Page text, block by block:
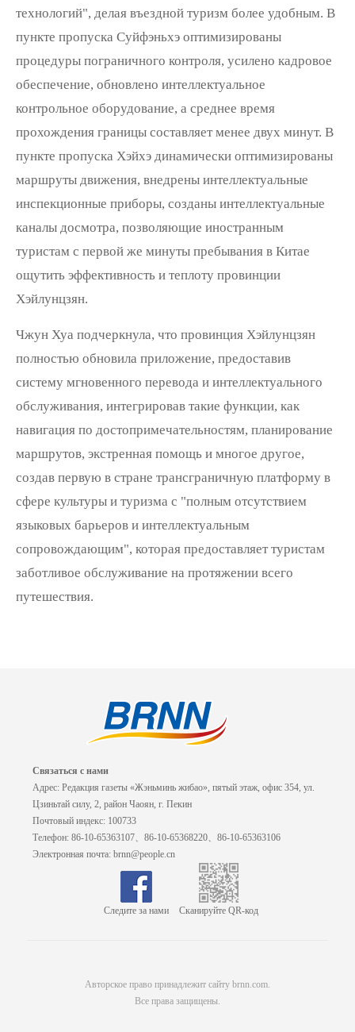
технологий", делая въездной туризм более удобным. В
пункте пропуска Суйфэньхэ оптимизированы
процедуры пограничного контроля, усилено кадровое
обеспечение, обновлено интеллектуальное
контрольное оборудование, а среднее время
прохождения границы составляет менее двух минут. В
пункте пропуска Хэйхэ динамически оптимизированы
маршруты движения, внедрены интеллектуальные
инспекционные приборы, созданы интеллектуальные
каналы досмотра, позволяющие иностранным
туристам с первой же минуты пребывания в Китае
ощутить эффективность и теплоту провинции
Хэйлунцзян.
Чжун Хуа подчеркнула, что провинция Хэйлунцзян
полностью обновила приложение, предоставив
систему мгновенного перевода и интеллектуального
обслуживания, интегрировав такие функции, как
навигация по достопримечательностям, планирование
маршрутов, экстренная помощь и многое другое,
создав первую в стране трансграничную платформу в
сфере культуры и туризма с "полным отсутствием
языковых барьеров и интеллектуальным
сопровождающим", которая предоставляет туристам
заботливое обслуживание на протяжении всего
путешествия.
Связаться с нами
Адрес: Редакция газеты «Жэньминь жибао», пятый этаж, офис 354, ул.
Цзиньтай силу, 2, район Чаоян, г. Пекин
Почтовый индекс: 100733
Телефон: 86-10-65363107、86-10-65368220、86-10-65363106
Электронная почта: brnn@people.cn
Следите за нами Сканируйте QR-код
Авторское право принадлежит сайту brnn.com.
Все права защищены.